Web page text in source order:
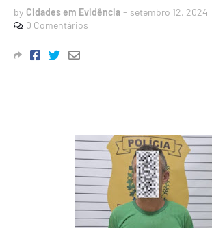
by Cidades em Evidência - setembro 12, 2024
0 Comentários